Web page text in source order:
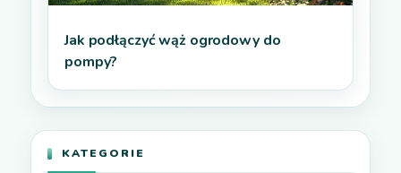
Jak podłączyć wąż ogrodowy do
pompy?
KATEGORIE